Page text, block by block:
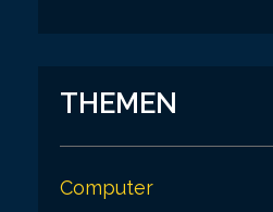
THEMEN
Computer